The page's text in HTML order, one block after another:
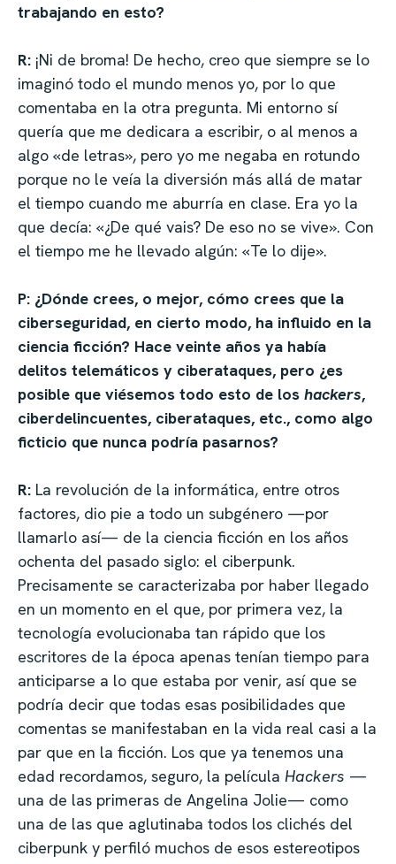
trabajando en esto?
R: ¡Ni de broma! De hecho, creo que siempre se lo
imaginó todo el mundo menos yo, por lo que
comentaba en la otra pregunta. Mi entorno sí
quería que me dedicara a escribir, o al menos a
algo «de letras», pero yo me negaba en rotundo
porque no le veía la diversión más allá de matar
el tiempo cuando me aburría en clase. Era yo la
que decía: «¿De qué vais? De eso no se vive». Con
el tiempo me he llevado algún: «Te lo dije».
P: ¿Dónde crees, o mejor, cómo crees que la
ciberseguridad, en cierto modo, ha influido en la
ciencia ficción? Hace veinte años ya había
delitos telemáticos y ciberataques, pero ¿es
posible que viésemos todo esto de los hackers,
ciberdelincuentes, ciberataques, etc., como algo
ficticio que nunca podría pasarnos?
R: La revolución de la informática, entre otros
factores, dio pie a todo un subgénero —por
llamarlo así— de la ciencia ficción en los años
ochenta del pasado siglo: el ciberpunk.
Precisamente se caracterizaba por haber llegado
en un momento en el que, por primera vez, la
tecnología evolucionaba tan rápido que los
escritores de la época apenas tenían tiempo para
anticiparse a lo que estaba por venir, así que se
podría decir que todas esas posibilidades que
comentas se manifestaban en la vida real casi a la
par que en la ficción. Los que ya tenemos una
edad recordamos, seguro, la película Hackers —
una de las primeras de Angelina Jolie— como
una de las que aglutinaba todos los clichés del
ciberpunk y perfiló muchos de esos estereotipos